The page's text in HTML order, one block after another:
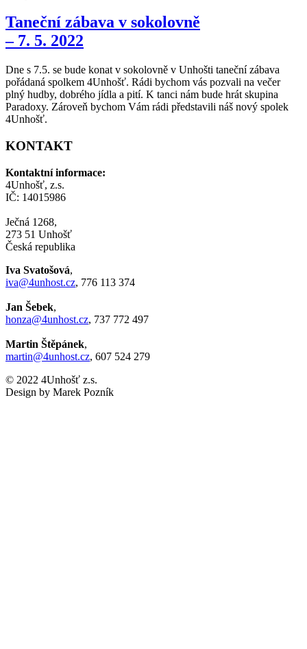
Taneční zábava v sokolovně
– 7. 5. 2022
Dne s 7.5. se bude konat v sokolovně v Unhošti taneční zábava
pořádaná spolkem 4Unhošť. Rádi bychom vás pozvali na večer
plný hudby, dobrého jídla a pití. K tanci nám bude hrát skupina
Paradoxy. Zároveň bychom Vám rádi představili náš nový spolek
4Unhošť.
KONTAKT
Kontaktní informace:
4Unhošť, z.s.
IČ: 14015986
Ječná 1268,
273 51 Unhošť
Česká republika
Iva Svatošová,
iva@4unhost.cz, 776 113 374
Jan Šebek,
honza@4unhost.cz, 737 772 497
Martin Štěpánek,
martin@4unhost.cz, 607 524 279
© 2022 4Unhošť z.s.
Design by Marek Pozník